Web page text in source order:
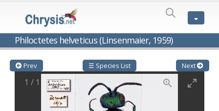
Philoctetes helveticus (Linsenmaier, 1959)
Genus:
Cleptes
1802
Cleptes aerosusFörster, 1853
Cleptes afer
Lucas, 1849
Móczár, 1968
Mocsáry, 1889
Móczár, 2001
Prev ☰ Species List Next
1 / 1